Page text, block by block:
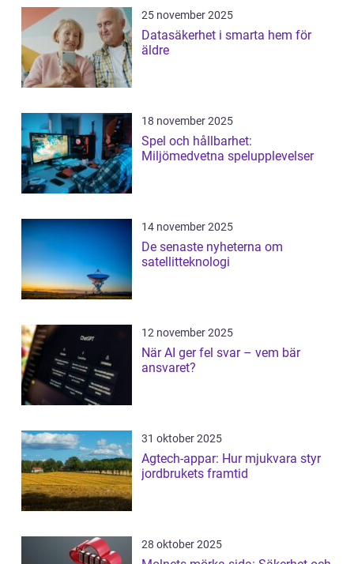
25 november 2025
Datasäkerhet i smarta hem för
äldre
18 november 2025
Spel och hållbarhet:
Miljömedvetna spelupplevelser
14 november 2025
De senaste nyheterna om
satellitteknologi
12 november 2025
När AI ger fel svar – vem bär
ansvaret?
31 oktober 2025
Agtech-appar: Hur mjukvara styr
jordbrukets framtid
28 oktober 2025